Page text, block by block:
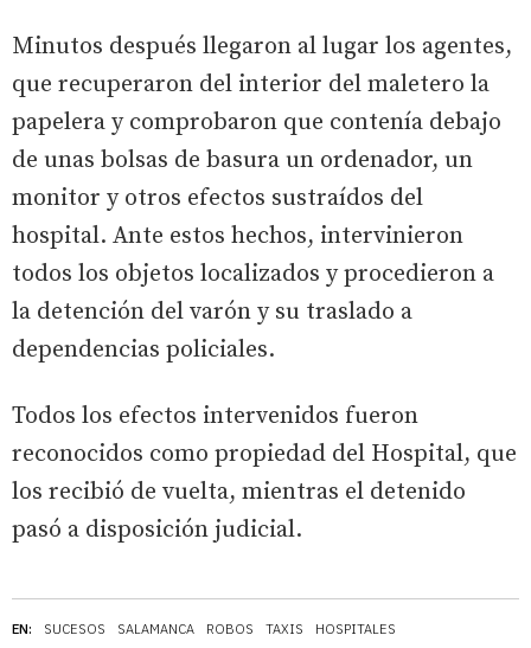
EN: SUCESOS SALAMANCA ROBOS TAXIS HOSPITALES
Minutos después llegaron al lugar los agentes,
que recuperaron del interior del maletero la
papelera y comprobaron que contenía debajo
de unas bolsas de basura un ordenador, un
monitor y otros efectos sustraídos del
hospital. Ante estos hechos, intervinieron
todos los objetos localizados y procedieron a
la detención del varón y su traslado a
dependencias policiales.
Todos los efectos intervenidos fueron
reconocidos como propiedad del Hospital, que
los recibió de vuelta, mientras el detenido
pasó a disposición judicial.